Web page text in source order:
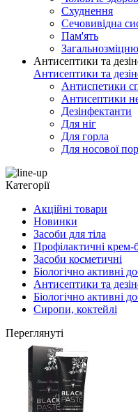
Схуднення
Сечовивідна
Пам'ять
Антисептики та
Антисептики та
Антиспетики
Антисептики
Дезінфектанти
Для ніг
Для горла
Для носової
Категорії
Акційні товари
Новинки
Засоби для тіла
Профілактичні крем-
Засоби косметичні
Біологічно активні
Антисептики та
Біологічно активні
Сиропи, коктейлі
Переглянуті